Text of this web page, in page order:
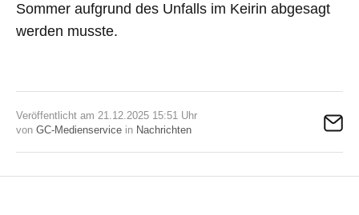
Sommer aufgrund des Unfalls im Keirin abgesagt
werden musste.
Veröffentlicht am 21.12.2025 15:51 Uhr
von GC-Medienservice in Nachrichten